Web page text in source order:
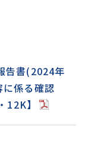
告書(2024年
係る確認
】